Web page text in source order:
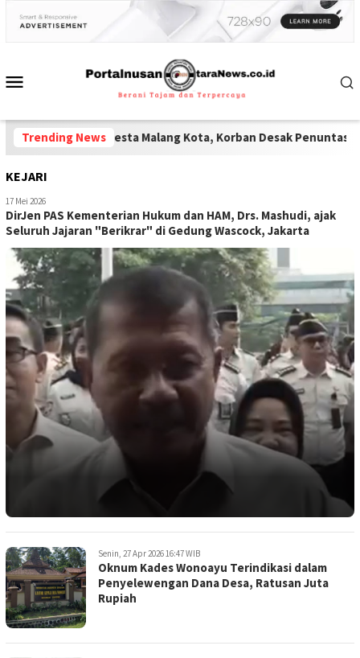
Trending News
Polresta Malang Kota, Korban Desak Penuntasan Kode
KEJARI
17 Mei 2026
DirJen PAS Kementerian Hukum dan HAM, Drs. Mashudi, ajak
Seluruh Jajaran "Berikrar" di Gedung Wascock, Jakarta
Senin, 27 Apr 2026 16:47 WIB
Oknum Kades Wonoayu Terindikasi dalam
Penyelewengan Dana Desa, Ratusan Juta
Rupiah